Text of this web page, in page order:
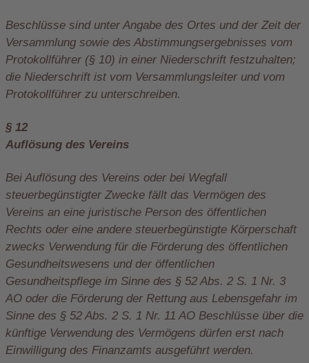
Beschlüsse sind unter Angabe des Ortes und der Zeit der
Versammlung sowie des Abstimmungsergebnisses vom
Protokollführer (§ 10) in einer Niederschrift festzuhalten;
die Niederschrift ist vom Versammlungsleiter und vom
Protokollführer zu unterschreiben.
§ 12
Auflösung des Vereins
Bei Auflösung des Vereins oder bei Wegfall
steuerbegünstigter Zwecke fällt das Vermögen des
Vereins an eine juristische Person des öffentlichen
Rechts oder eine andere steuerbegünstigte Körperschaft
zwecks Verwendung für die Förderung des öffentlichen
Gesundheitswesens und der öffentlichen
Gesundheitspflege im Sinne des § 52 Abs. 2 S. 1 Nr. 3
AO oder die Förderung der Rettung aus Lebensgefahr im
Sinne des § 52 Abs. 2 S. 1 Nr. 11 AO Beschlüsse über die
künftige Verwendung des Vermögens dürfen erst nach
Einwilligung des Finanzamts ausgeführt werden.